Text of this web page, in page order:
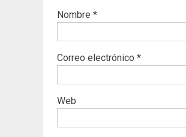
Nombre *
Correo electrónico *
Web